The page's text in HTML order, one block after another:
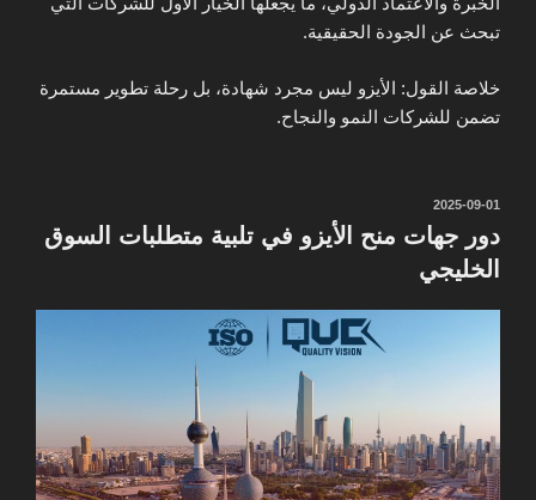
تبحث عن الجودة الحقيقية.
خلاصة القول: الأيزو ليس مجرد شهادة، بل رحلة تطوير مستمرة
تضمن للشركات النمو والنجاح.
نُشر
2025-09-01
دور جهات منح الأيزو في تلبية متطلبات السوق
الخليجي